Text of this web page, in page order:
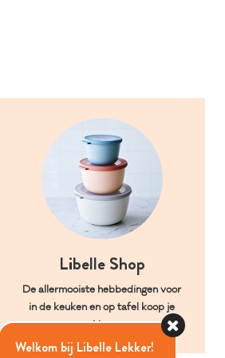
Libelle Shop
De allermooiste hebbedingen voor
in de keuken en op tafel koop je
hier.
Welkom bij Libelle Lekker!